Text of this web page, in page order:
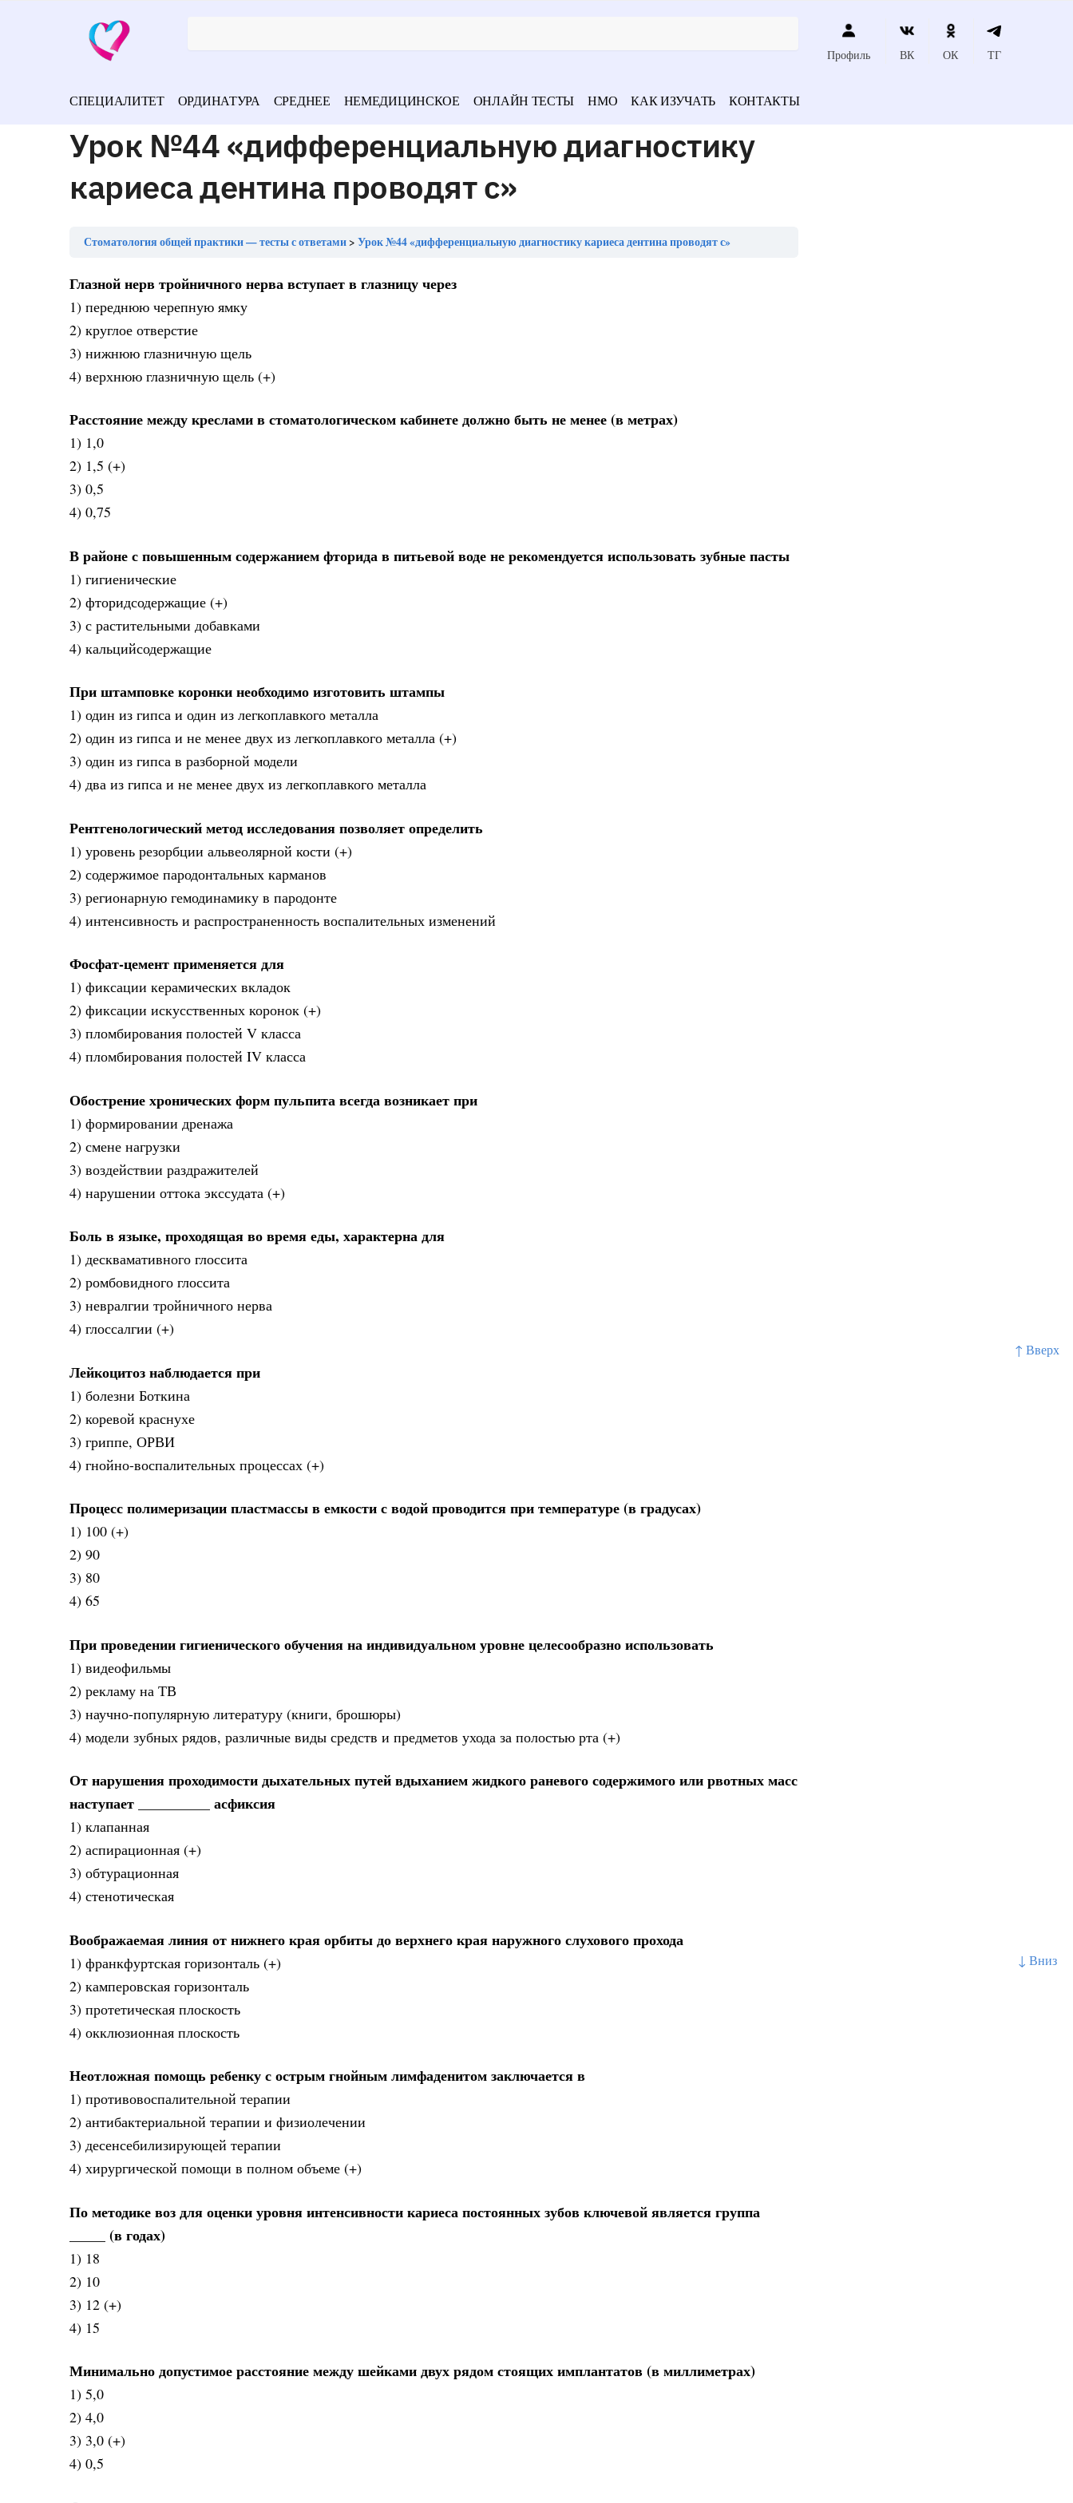
↑ Вверх
↓ Вниз
Профиль ВК ОК ТГ
СПЕЦИАЛИТЕТ ОРДИНАТУРА СРЕДНЕЕ НЕМЕДИЦИНСКОЕ ОНЛАЙН ТЕСТЫ НМО КАК ИЗУЧАТЬ КОНТАКТЫ
Урок №44 «дифференциальную диагностику
кариеса дентина проводят с»
Стоматология общей практики — тесты с ответами Урок №44 «дифференциальную диагностику кариеса дентина проводят с»
Глазной нерв тройничного нерва вступает в глазницу через
1) переднюю черепную ямку
2) круглое отверстие
3) нижнюю глазничную щель
4) верхнюю глазничную щель (+)
Расстояние между креслами в стоматологическом кабинете должно быть не менее (в метрах)
1) 1,0
2) 1,5 (+)
3) 0,5
4) 0,75
В районе с повышенным содержанием фторида в питьевой воде не рекомендуется использовать зубные пасты
1) гигиенические
2) фторидсодержащие (+)
3) с растительными добавками
4) кальцийсодержащие
При штамповке коронки необходимо изготовить штампы
1) один из гипса и один из легкоплавкого металла
2) один из гипса и не менее двух из легкоплавкого металла (+)
3) один из гипса в разборной модели
4) два из гипса и не менее двух из легкоплавкого металла
Рентгенологический метод исследования позволяет определить
1) уровень резорбции альвеолярной кости (+)
2) содержимое пародонтальных карманов
3) регионарную гемодинамику в пародонте
4) интенсивность и распространенность воспалительных изменений
Фосфат-цемент применяется для
1) фиксации керамических вкладок
2) фиксации искусственных коронок (+)
3) пломбирования полостей V класса
4) пломбирования полостей IV класса
Обострение хронических форм пульпита всегда возникает при
1) формировании дренажа
2) смене нагрузки
3) воздействии раздражителей
4) нарушении оттока экссудата (+)
Боль в языке, проходящая во время еды, характерна для
1) десквамативного глоссита
2) ромбовидного глоссита
3) невралгии тройничного нерва
4) глоссалгии (+)
Лейкоцитоз наблюдается при
1) болезни Боткина
2) коревой краснухе
3) гриппе, ОРВИ
4) гнойно-воспалительных процессах (+)
Процесс полимеризации пластмассы в емкости с водой проводится при температуре (в градусах)
1) 100 (+)
2) 90
3) 80
4) 65
При проведении гигиенического обучения на индивидуальном уровне целесообразно использовать
1) видеофильмы
2) рекламу на ТВ
3) научно-популярную литературу (книги, брошюры)
4) модели зубных рядов, различные виды средств и предметов ухода за полостью рта (+)
От нарушения проходимости дыхательных путей вдыханием жидкого раневого содержимого или рвотных масс
наступает __________ асфиксия
1) клапанная
2) аспирационная (+)
3) обтурационная
4) стенотическая
Воображаемая линия от нижнего края орбиты до верхнего края наружного слухового прохода
1) франкфуртская горизонталь (+)
2) камперовская горизонталь
3) протетическая плоскость
4) окклюзионная плоскость
Неотложная помощь ребенку с острым гнойным лимфаденитом заключается в
1) противовоспалительной терапии
2) антибактериальной терапии и физиолечении
3) десенсебилизирующей терапии
4) хирургической помощи в полном объеме (+)
По методике воз для оценки уровня интенсивности кариеса постоянных зубов ключевой является группа
_____ (в годах)
1) 18
2) 10
3) 12 (+)
4) 15
Минимально допустимое расстояние между шейками двух рядом стоящих имплантатов (в миллиметрах)
1) 5,0
2) 4,0
3) 3,0 (+)
4) 0,5